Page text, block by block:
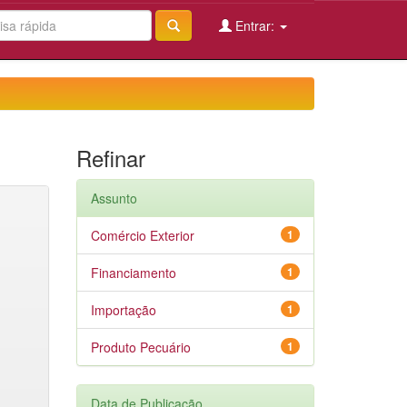
Entrar:
Refinar
Assunto
1
Comércio Exterior
1
Financiamento
1
Importação
1
Produto Pecuário
Data de Publicação